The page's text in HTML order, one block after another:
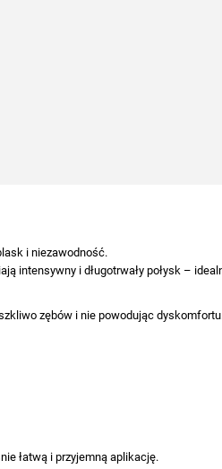
i niezawodność.
intensywny i długotrwały połysk –
zębów i nie powodując
łatwą i przyjemną aplikację.